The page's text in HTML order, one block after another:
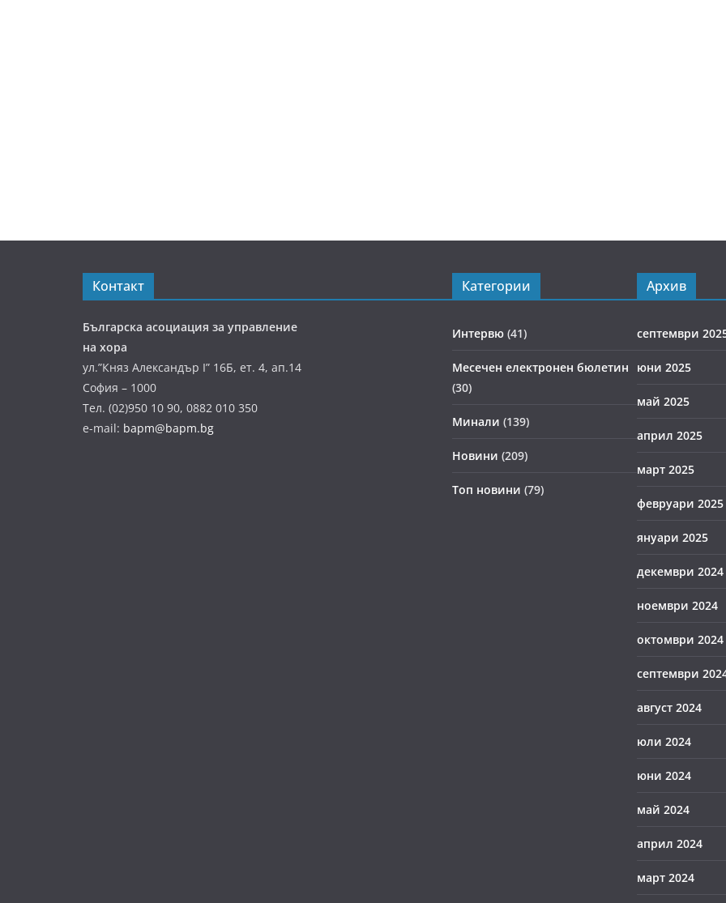
Контакт
Българска асоциация за управление
на хора
ул.”Княз Александър І” 16Б, ет. 4, ап.14
София – 1000
Тел. (02)950 10 90, 0882 010 350
e-mail: bapm@bapm.bg
Категории
Интервю (41)
Месечен електронен бюлетин
(30)
Минали (139)
Новини (209)
Топ новини (79)
Архив
септември
юни 2025
май 2025
април 2025
март 2025
февруари 2025
януари 2025
декември 2024
ноември 2024
октомври 2024
септември
август 2024
юли 2024
юни 2024
май 2024
април 2024
март 2024